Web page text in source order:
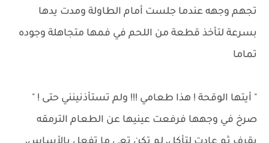
تجهم وجهه عندما جلست أمام الطاولة ومدت يدها
بسرعة لتأخذ قطعة من اللحم في فمها متجاهلة وجوده
تماما
" أيتها الوقحة ! هذا طعامي !!! ولم تستأذنينني حتى ! "
صرخ في وجهها فرفعت عينيها عن الطعام الترمقه